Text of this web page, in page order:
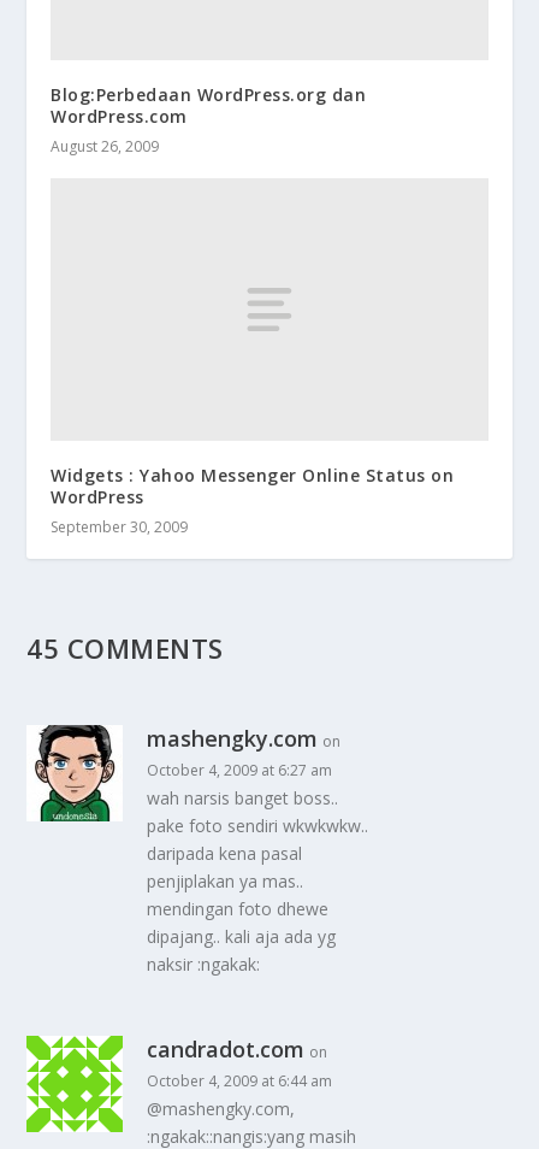
Blog:Perbedaan WordPress.org dan
WordPress.com
August 26, 2009
Widgets : Yahoo Messenger Online Status on
WordPress
September 30, 2009
45 COMMENTS
mashengky.com on
October 4, 2009 at 6:27 am
wah narsis banget boss..
pake foto sendiri wkwkwkw..
daripada kena pasal
penjiplakan ya mas..
mendingan foto dhewe
dipajang.. kali aja ada yg
naksir :ngakak:
candradot.com on
October 4, 2009 at 6:44 am
@mashengky.com,
:ngakak::nangis:yang masih